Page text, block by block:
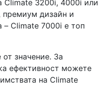
Climate 3200i, 4000i или
премиум дизайн и
– Climate 7000i е топ
значение. За
ефективност можете
на Climate